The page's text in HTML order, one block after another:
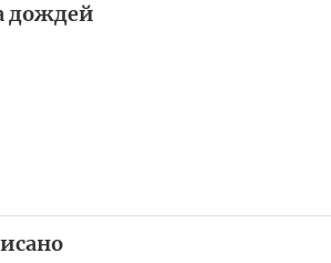
дождей